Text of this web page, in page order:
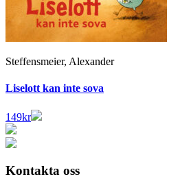
Steffensmeier, Alexander
Liselott kan inte sova
149kr
Kontakta oss